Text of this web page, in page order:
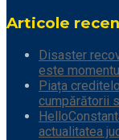
Articole
Disaster
este
Piața
cumpărătorii
actualitatea